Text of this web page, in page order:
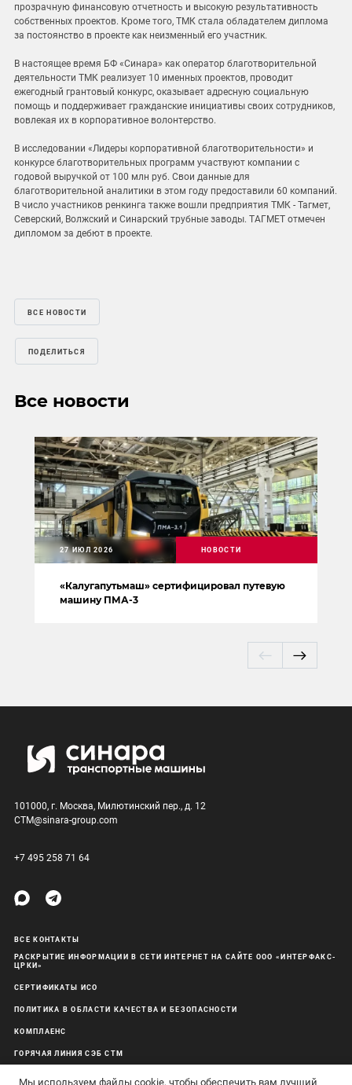
прозрачную финансовую отчетность и высокую результативность
собственных проектов. Кроме того, ТМК стала обладателем диплома
за постоянство в проекте как неизменный его участник.
В настоящее время БФ «Синара» как оператор благотворительной
деятельности ТМК реализует 10 именных проектов, проводит
ежегодный грантовый конкурс, оказывает адресную социальную
помощь и поддерживает гражданские инициативы своих сотрудников,
вовлекая их в корпоративное волонтерство.
В исследовании «Лидеры корпоративной благотворительности» и
конкурсе благотворительных программ участвуют компании с
годовой выручкой от 100 млн руб. Свои данные для
благотворительной аналитики в этом году предоставили 60 компаний.
В число участников ренкинга также вошли предприятия ТМК - Тагмет,
Северский, Волжский и Синарский трубные заводы. ТАГМЕТ отмечен
дипломом за дебют в проекте.
ВСЕ НОВОСТИ
ПОДЕЛИТЬСЯ
Все новости
«Калугапутьмаш» сертифицировал путевую
машину ПМА-3
27 ИЮЛ 2026 НОВОСТИ
101000, г. Москва, Милютинский пер., д. 12
CTM@sinara-group.com
+7 495 258 71 64
ВСЕ КОНТАКТЫ
РАСКРЫТИЕ ИНФОРМАЦИИ В СЕТИ ИНТЕРНЕТ НА САЙТЕ ООО «ИНТЕРФАКС-
ЦРКИ»
СЕРТИФИКАТЫ ИСО
ПОЛИТИКА В ОБЛАСТИ КАЧЕСТВА И БЕЗОПАСНОСТИ
КОМПЛАЕНС
ГОРЯЧАЯ ЛИНИЯ СЭБ СТМ
Мы используем файлы cookie, чтобы обеспечить вам лучший